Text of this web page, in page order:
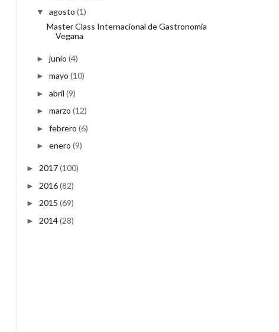
▼ agosto (1)
Master Class Internacional de Gastronomía
Vegana
► junio (4)
► mayo (10)
► abril (9)
► marzo (12)
► febrero (6)
► enero (9)
► 2017(100)
► 2016(82)
► 2015 (69)
► 2014(28)